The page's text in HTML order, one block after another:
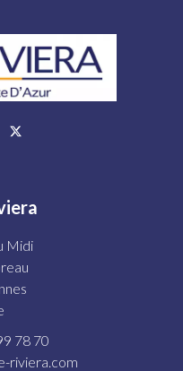
Midi
78 70
riviera.com